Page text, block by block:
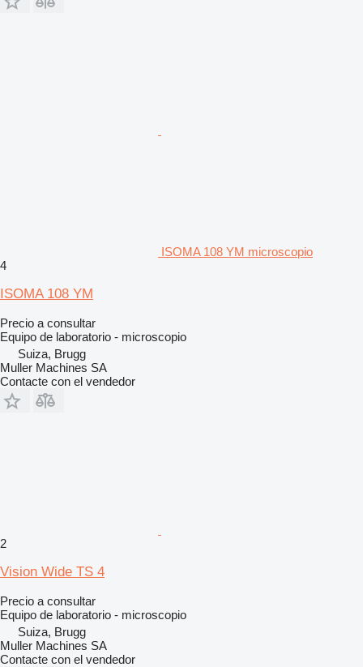
ISOMA 108 YM microscopio
4
ISOMA 108 YM
Precio a consultar
Equipo de laboratorio - microscopio
Suiza, Brugg
Muller Machines SA
Contacte con el vendedor
2
Vision Wide TS 4
Precio a consultar
Equipo de laboratorio - microscopio
Suiza, Brugg
Muller Machines SA
Contacte con el vendedor